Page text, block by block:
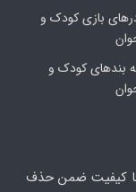
بازی کودک و
بندهای کودک و
با کیفیت ضمن حذف